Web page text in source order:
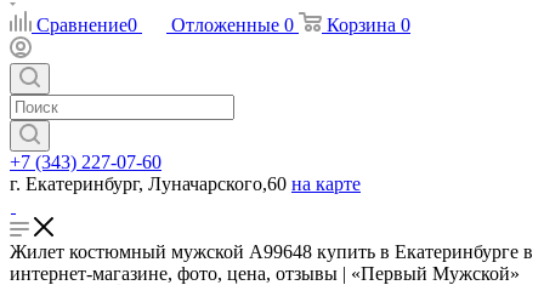
Сравнение0 Отложенные 0 Корзина 0
+7 (343) 227-07-60
г. Екатеринбург, Луначарского,60 на карте
Жилет костюмный мужской А99648 купить в Екатеринбурге в
интернет-магазине, фото, цена, отзывы | «Первый Мужской»